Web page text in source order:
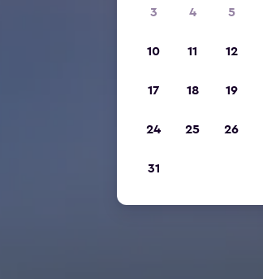
3 4 5
10 11 12
17 18 19
24 25 26
31